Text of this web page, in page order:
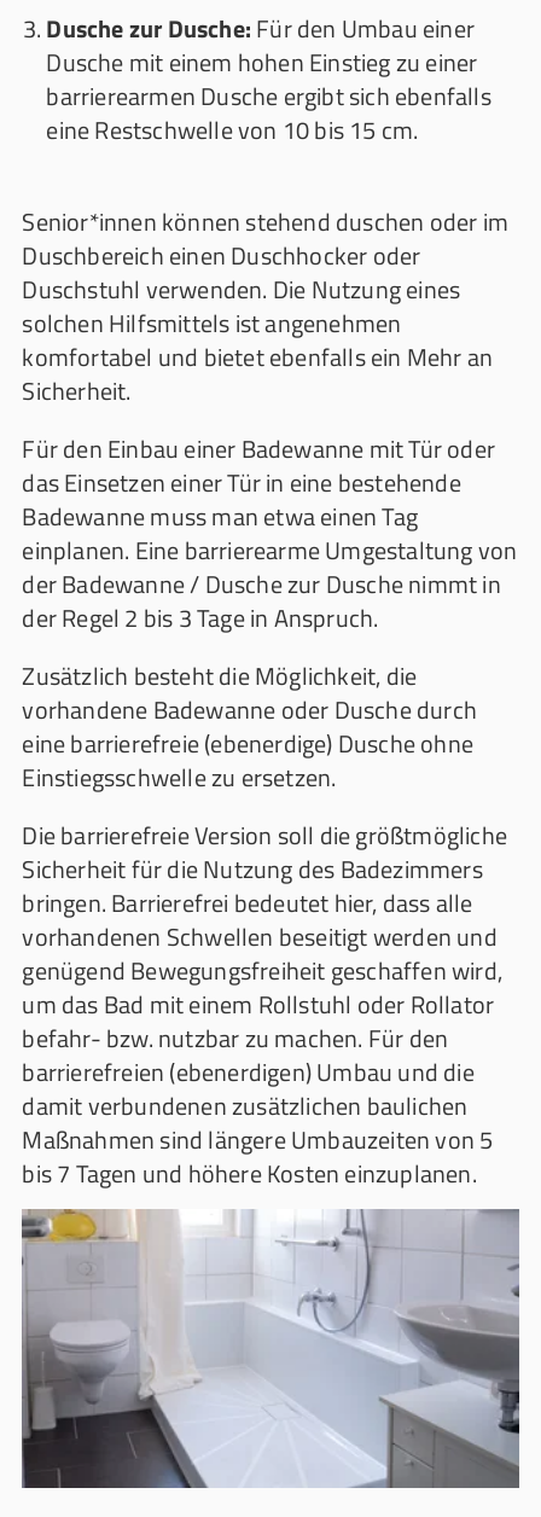
Dusche zur Dusche:Für den Umbau einer
Dusche mit einem hohen Einstieg zu einer
barrierearmen Dusche ergibt sich ebenfalls
eine Restschwelle von 10 bis 15 cm.
Senior*innen können stehend duschen oder im
Duschbereich einen Duschhocker oder
Duschstuhl verwenden. Die Nutzung eines
solchen Hilfsmittels ist angenehmen
komfortabel und bietet ebenfalls ein Mehr an
Sicherheit.
Für den Einbau einer Badewanne mit Tür oder
das Einsetzen einer Tür in eine bestehende
Badewanne muss man etwa einen Tag
einplanen. Eine barrierearme Umgestaltung von
der Badewanne / Dusche zur Dusche nimmt in
der Regel 2 bis 3 Tage in Anspruch.
Zusätzlich besteht die Möglichkeit, die
vorhandene Badewanne oder Dusche durch
eine barrierefreie (ebenerdige) Dusche ohne
Einstiegsschwelle zu ersetzen.
Die barrierefreie Version soll die größtmögliche
Sicherheit für die Nutzung des Badezimmers
bringen. Barrierefrei bedeutet hier, dass alle
vorhandenen Schwellen beseitigt werden und
genügend Bewegungsfreiheit geschaffen wird,
um das Bad mit einem Rollstuhl oder Rollator
befahr- bzw. nutzbar zu machen. Für den
barrierefreien (ebenerdigen) Umbau und die
damit verbundenen zusätzlichen baulichen
Maßnahmen sind längere Umbauzeiten von 5
bis 7 Tagen und höhere Kosten einzuplanen.